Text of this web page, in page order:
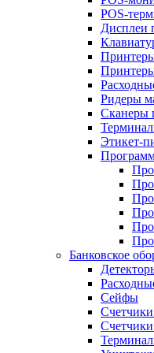
POS-
Дисплеи
Ридеры
Сканеры
Этикет-
Банковское
Сейфы